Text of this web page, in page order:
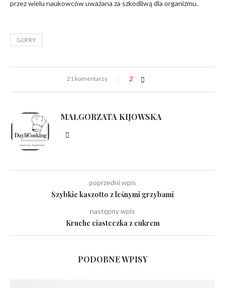
przez wielu naukowców uważana za szkodliwą dla organizmu.
GOFRY
21 komentarzy 2
MAŁGORZATA KIJOWSKA
poprzedni wpis
Szybkie kaszotto z leśnymi grzybami
następny wpis
Kruche ciasteczka z cukrem
PODOBNE WPISY